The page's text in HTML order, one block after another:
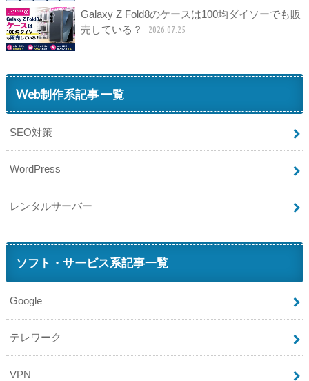
Galaxy Z Fold8のケースは100均ダイソーでも販
売している？
2026.07.25
Web制作系記事 一覧
SEO対策
WordPress
レンタルサーバー
ソフト・サービス系記事一覧
Google
テレワーク
VPN